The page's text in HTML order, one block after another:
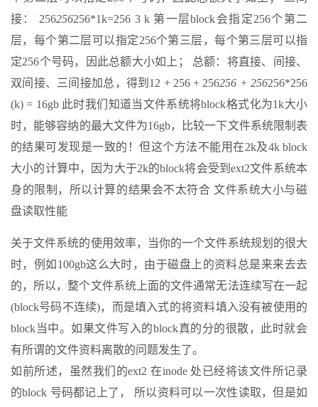
接： 256256256*1k=256 3 k 第一层block会指定256个第二
层，每个第二层可以指定256个第三层，每个第三层可以指
定256个号码，因此总额大小如上； 总额：将直接、间接、
双间接、三间接加总，得到12 + 256 + 256256 + 256256*256
(k) = 16gb 此时我们知道当文件系统将block格式化为1k大小
时，能够容纳的最大文件为16gb，比较一下文件系统限制表
的结果可发现是一致的！但这个方法不能用在2k及4k block
大小的计算中，因为大于2k的block将会受到ext2文件系统本
身的限制，所以计算的结果会不太符合 文件系统大小与磁
盘读取性能
关于文件系统的使用效率，当你的一个文件系统规划的很大
时，例如100gb这么大时，由于磁盘上的资料总是来来去去
的，所以，整个文件系统上面的文件通常无法连续写在一起
(block号码不连续)，而是填入式的将资料填入没有被使用的
block当中。如果文件写入的block真的分的很散，此时就会
有所谓的文件资料离散的问题发生了。
如前所述，虽然我们的ext2 在inode 处已经将该文件所记录
的block 号码都记上了， 所以资料可以一次性读取，但是如